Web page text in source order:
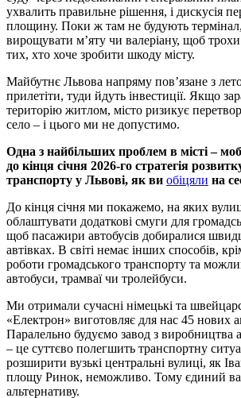
ухвалить правильне рішення, і дискусія
площину. Поки ж там не будують
вирощувати м’яту чи валеріану, щоб трохи
тих, хто хоче зробити шкоду місту.
Майбутнє Львова напряму пов’язане з
прилетіти, туди йдуть інвестиції. Якщо
територію житлом, місто ризикує
село – і цього ми не допустимо.
Одна з найбільших проблем в місті –
до кінця січня 2026-го стратегія
транспорту у Львові, як ви обіцяли на
До кінця січня ми покажемо, на яких
облаштувати додаткові смуги для
щоб пасажири автобусів добиралися
автівках. В світі немає інших способів,
роботи громадського транспорту та
автобуси, трамваї чи тролейбуси.
Ми отримали сучасні німецькі та
«Електрон» виготовляє для нас 45 нових
Паралельно будуємо завод з виробництва
– це суттєво полегшить транспортну
розширити вузькі центральні вулиці, як
площу Ринок, неможливо. Тому єдиний
альтернативу.